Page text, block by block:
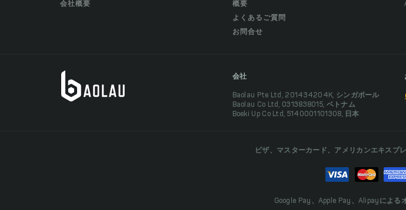
会社概要
概要
よくあるご質問
お問合せ
会社
Baolau Pte Ltd, 201434204K, シンガポール
Baolau Co Ltd, 0313838015, ベトナム
Boeki Up Co Ltd, 5140001101308, 日本
ビザ、マスターカード、アメリカンエキスプ
Google Pay、Apple Pay、Alipayによる